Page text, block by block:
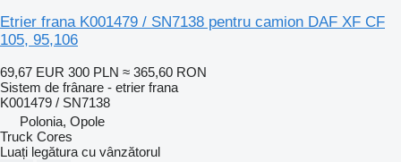
Etrier frana K001479 / SN7138 pentru camion DAF XF CF
105, 95,106
69,67 EUR 300 PLN ≈ 365,60 RON
Sistem de frânare - etrier frana
K001479 / SN7138
Polonia, Opole
Truck Cores
Luați legătura cu vânzătorul